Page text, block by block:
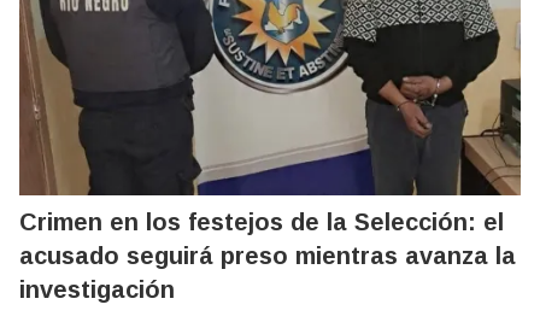
Crimen en los festejos de la Selección: el
acusado seguirá preso mientras avanza la
investigación